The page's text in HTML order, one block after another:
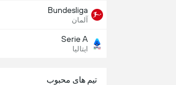
Bundesliga
آلمان
Serie A
ایتالیا
تیم های محبوب